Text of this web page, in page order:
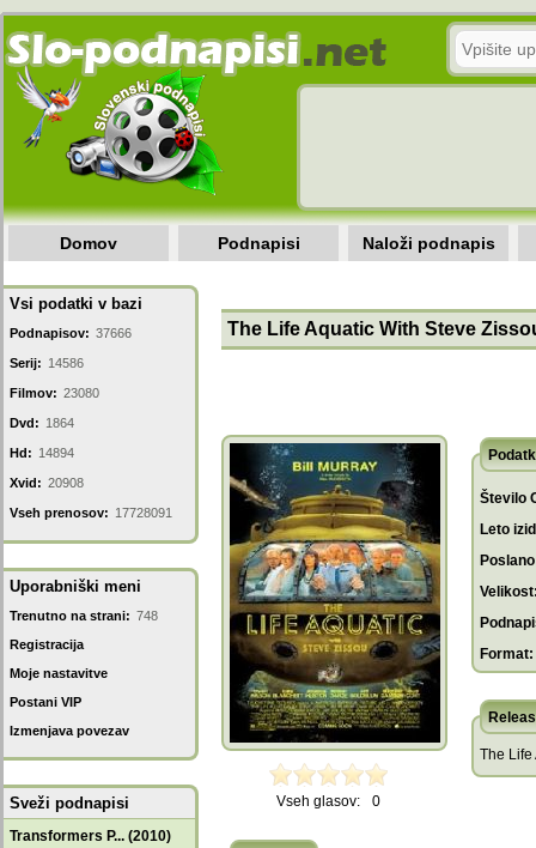
Domov Podnapisi Naloži podnapis
Vsi podatki v bazi
Podnapisov: 37666
Serij: 14586
Filmov: 23080
Dvd: 1864
Hd: 14894
Xvid: 20908
Vseh prenosov: 17728091
Uporabniški meni
Trenutno na strani: 748
Registracija
Moje nastavitve
Postani VIP
Izmenjava povezav
Sveži podnapisi
Transformers P... (2010)
The Life Aquatic With Steve
Vseh glasov: 0
Število
Leto
Format:
The Life